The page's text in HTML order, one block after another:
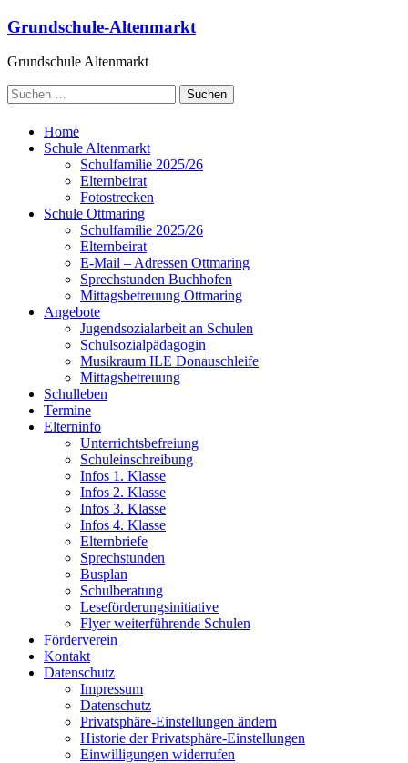
Grundschule-Altenmarkt
Grundschule Altenmarkt
Home
Schule Altenmarkt
Schulfamilie 2025/26
Elternbeirat
Fotostrecken
Schule Ottmaring
Schulfamilie 2025/26
Elternbeirat
E-Mail – Adressen Ottmaring
Sprechstunden Buchhofen
Mittagsbetreuung Ottmaring
Angebote
Jugendsozialarbeit an Schulen
Schulsozialpädagogin
Musikraum ILE Donauschleife
Mittagsbetreuung
Schulleben
Termine
Elterninfo
Unterrichtsbefreiung
Schuleinschreibung
Infos 1. Klasse
Infos 2. Klasse
Infos 3. Klasse
Infos 4. Klasse
Elternbriefe
Sprechstunden
Busplan
Schulberatung
Leseförderungsinitiative
Flyer weiterführende Schulen
Förderverein
Kontakt
Datenschutz
Impressum
Datenschutz
Privatsphäre-Einstellungen ändern
Historie der Privatsphäre-Einstellungen
Einwilligungen widerrufen